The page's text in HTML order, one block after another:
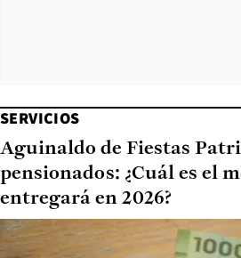
SERVICIOS
Aguinaldo de Fiestas
pensionados: ¿Cuál es el
entregará en 2026?